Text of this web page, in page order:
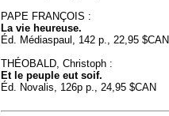
PAPE FRANÇOIS :
La vie heureuse.
Éd. Médiaspaul, 142 p., 22,95 $CAN
THÉOBALD, Christoph :
Et le peuple eut soif.
Éd. Novalis, 126p p., 24,95 $CAN